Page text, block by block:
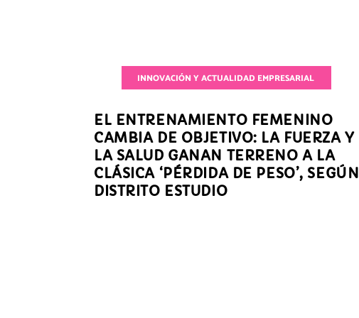
ARTÍCULOS RELACIONADOS
INNOVACIÓN Y ACTUALIDAD EMPRESARIAL
EL ENTRENAMIENTO FEMENINO
CAMBIA DE OBJETIVO: LA FUERZA Y
LA SALUD GANAN TERRENO A LA
CLÁSICA ‘PÉRDIDA DE PESO’, SEGÚN
DISTRITO ESTUDIO